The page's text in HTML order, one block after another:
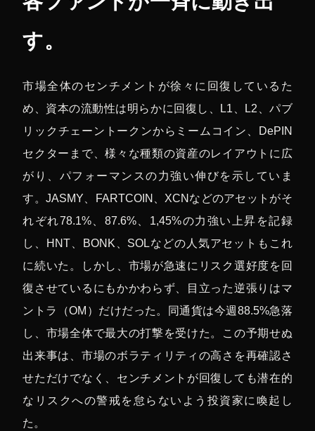
す。
市場全体のセンチメントが徐々に回復しているた
め、資本の流動性は明らかに回復し、L1、L2、パブ
リックチェーントークンからミームコイン、DePIN
セクターまで、様々な種類の資産のレイアウトに広
がり、パフォーマンスの力強い伸びを示していま
す。JASMY、FARTCOIN、XCNなどのアセットがそ
れぞれ78.1%、87.6%、1,45%の力強い上昇を記録
し、HNT、BONK、SOLなどの人気アセットもこれ
に続いた。しかし、市場が急速にリスク選好度を回
復させているにもかかわらず、目立った逆張りはマ
ントラ（OM）だけだった。同通貨は今週88.5%急落
し、市場全体で最大の打撃を受けた。この予期せぬ
出来事は、市場のボラティリティの高さを再確認さ
せただけでなく、センチメントが回復しても潜在的
なリスクへの警戒を怠らないよう投資家に喚起し
た。